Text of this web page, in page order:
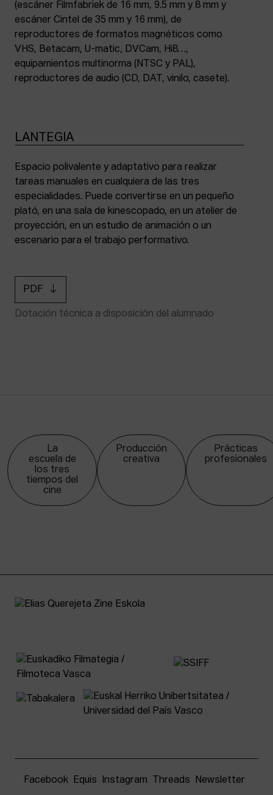
(escáner Filmfabriek de 16 mm, 9.5 mm y 8 mm y
escáner Cintel de 35 mm y 16 mm), de
reproductores de formatos magnéticos como
VHS, Betacam, U-matic, DVCam, Hi8…,
equipamientos multinorma (NTSC y PAL),
reproductores de audio (CD, DAT, vinilo, casete).
LANTEGIA
Espacio polivalente y adaptativo para realizar
tareas manuales en cualquiera de las tres
especialidades. Puede convertirse en un pequeño
plató, en una sala de kinescopado, en un atelier de
proyección, en un estudio de animación o un
escenario para el trabajo performativo.
PDF
Dotación técnica a disposición del alumnado
La
escuela de
los tres
tiempos del
cine
Producción
creativa
Prácticas
profesionales
Facebook Equis Instagram Threads Newsletter